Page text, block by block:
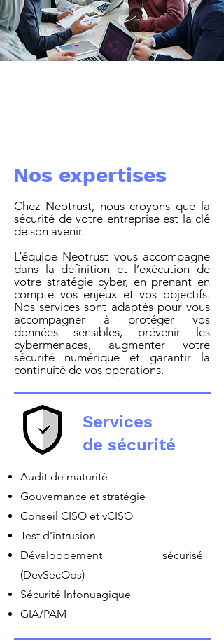
Nos expertises
Chez Neotrust, nous croyons que la
sécurité de votre entreprise est la clé
de son avenir.
L’équipe Neotrust vous accompagne
dans la définition et l’exécution de
votre stratégie cyber, en prenant en
compte vos enjeux et vos objectifs.
Nos services sont adaptés pour vous
accompagner à protéger vos
données sensibles, prévenir les
cybermenaces, augmenter votre
sécurité numérique et garantir la
continuité de vos opérations.
Services
de sécurité
Audit de maturité
Gouvernance et stratégie
Conseil CISO et vCISO
Test d’intrusion
Développement sécurisé
(DevSecOps)
Sécurité Infonuagique
GIA/PAM